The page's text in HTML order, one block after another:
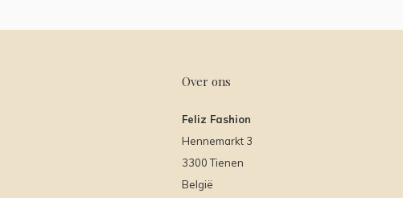
Over ons
Feliz Fashion
Hennemarkt 3
3300 Tienen
België